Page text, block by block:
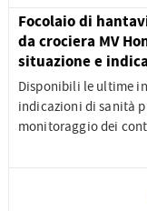
Focolaio di
da crociera MV
situazione e
Disponibili le ultime
indicazioni di sanità
monitoraggio dei